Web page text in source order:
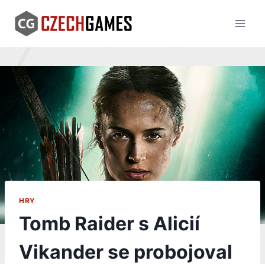
content
HRY
Tomb Raider s Alicií
Vikander se probojoval